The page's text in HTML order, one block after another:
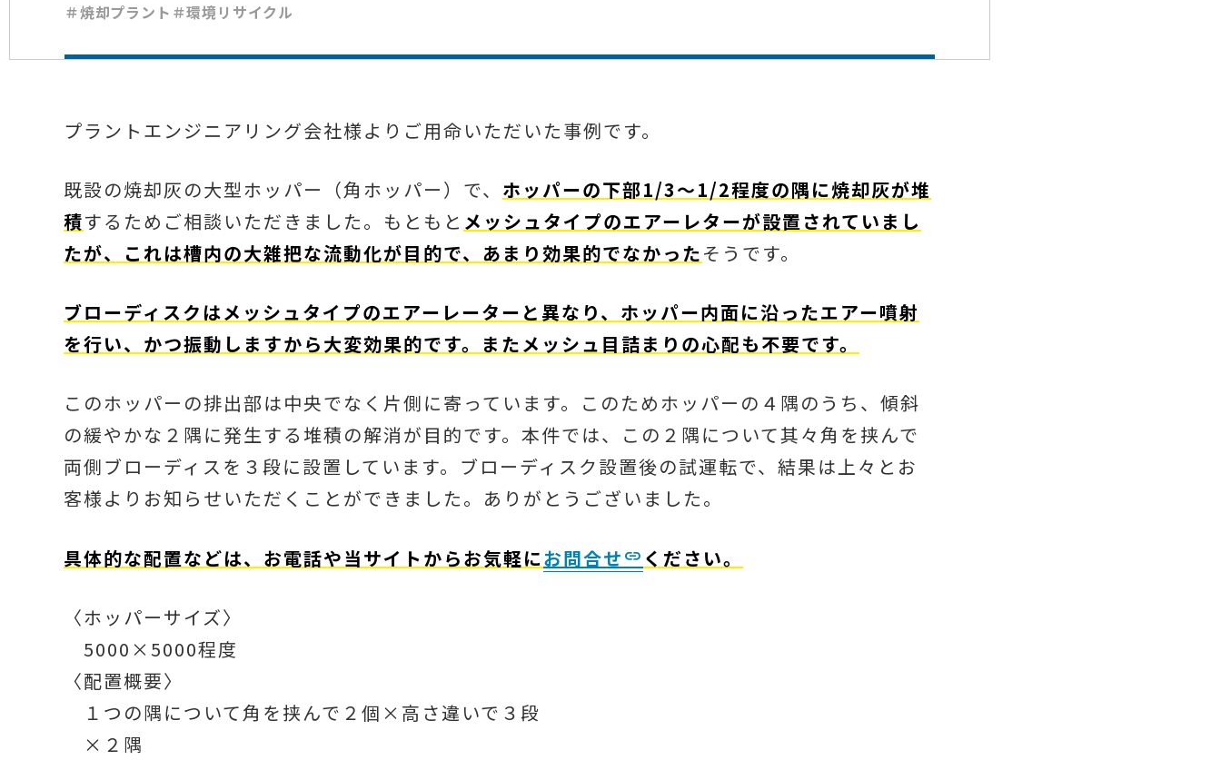
＃焼却プラント ＃環境リサイクル
プラントエンジニアリング会社様よりご用命いただいた事例です。
既設の焼却灰の大型ホッパー（角ホッパー）で、 ホッパーの下部1/3～1/2程度の隅に焼却灰が堆
積するためご相談いただきました。もともと メッシュタイプのエアーレターが設置されていまし
たが、これは槽内の大雑把な流動化が目的で、あまり効果的でなかったそうです。
ブローディスクはメッシュタイプのエアーレーターと異なり、ホッパー内面に沿ったエアー噴射
を行い、かつ振動しますから大変効果的です。またメッシュ目詰まりの心配も不要です。
このホッパーの排出部は中央でなく片側に寄っています。このためホッパーの４隅のうち、傾斜
の緩やかな２隅に発生する堆積の解消が目的です。本件では、この２隅について其々角を挟んで
両側ブローディスを３段に設置しています。ブローディスク設置後の試運転で、結果は上々とお
客様よりお知らせいただくことができました。ありがとうございました。
具体的な配置などは、お電話や当サイトからお気軽にお問合せ ください。
〈ホッパーサイズ〉
5000×5000程度
〈配置概要〉
１つの隅について角を挟んで２個×高さ違いで３段
×２隅